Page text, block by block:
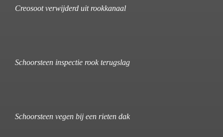
Creosoot verwijderd uit rookkanaal
Schoorsteen inspectie rook terugslag
Schoorsteen vegen bij een rieten dak